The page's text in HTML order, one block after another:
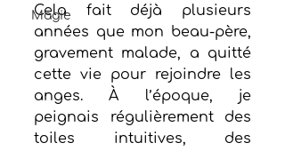
Magie
Cela fait déjà plusieurs
années que mon beau-père,
gravement malade, a quitté
cette vie pour rejoindre les
anges. À l’époque, je
peignais régulièrement des
toiles intuitives, des